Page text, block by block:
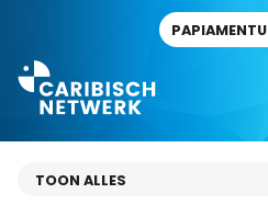
PAPIAMENTU